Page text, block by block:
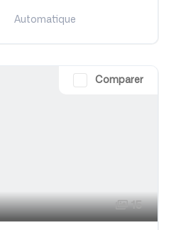
Automatique
Comparer
15